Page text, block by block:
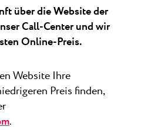
über die Website der
Call-Center und wir
Online-Preis.
Website Ihre
Preis finden,
.